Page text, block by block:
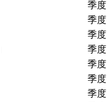
季度
季度
季度
季度
季度
季度
季度